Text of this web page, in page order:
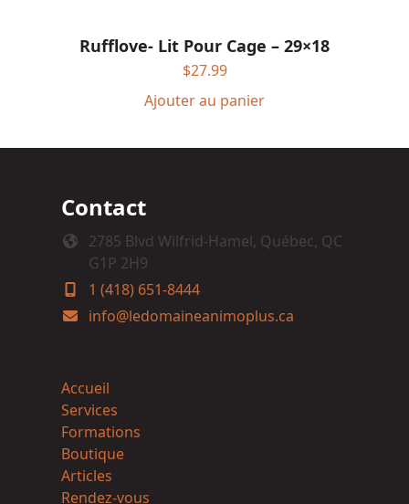
Rufflove- Lit Pour Cage – 29×18
$27.99
Ajouter au panier
Contact
2785 Blvd Wilfrid-Hamel, Québec, QC
G1P 2H9
1 (418) 651-8444
info@ledomaineanimoplus.ca
Accueil
Services
Formations
Boutique
Articles
Rendez-vous